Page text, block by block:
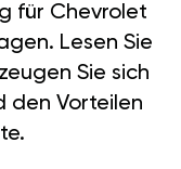
für Chevrolet
Lesen Sie
Sie sich
den Vorteilen